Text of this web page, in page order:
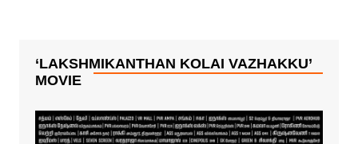
‘LAKSHMIKANTHAN KOLAI VAZHAKKU’
MOVIE